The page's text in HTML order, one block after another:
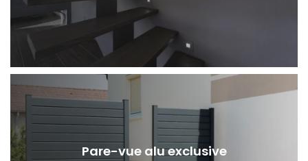
Pare-vue alu exclusive